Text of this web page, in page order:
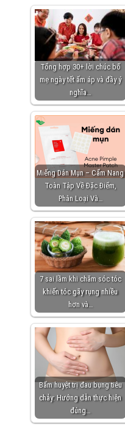
Tổng hợp 30+ lời chúc bố
mẹ ngày tết ấm áp và đầy ý
nghĩa…
Miếng Dán Mụn – Cẩm Nang
Toàn Tập Về Đặc Điểm,
Phân Loại Và…
7 sai lầm khi chăm sóc tóc
khiến tóc gãy rụng nhiều
hơn và…
Bấm huyệt trị đau bụng tiêu
chảy: Hướng dẫn thực hiện
đúng…